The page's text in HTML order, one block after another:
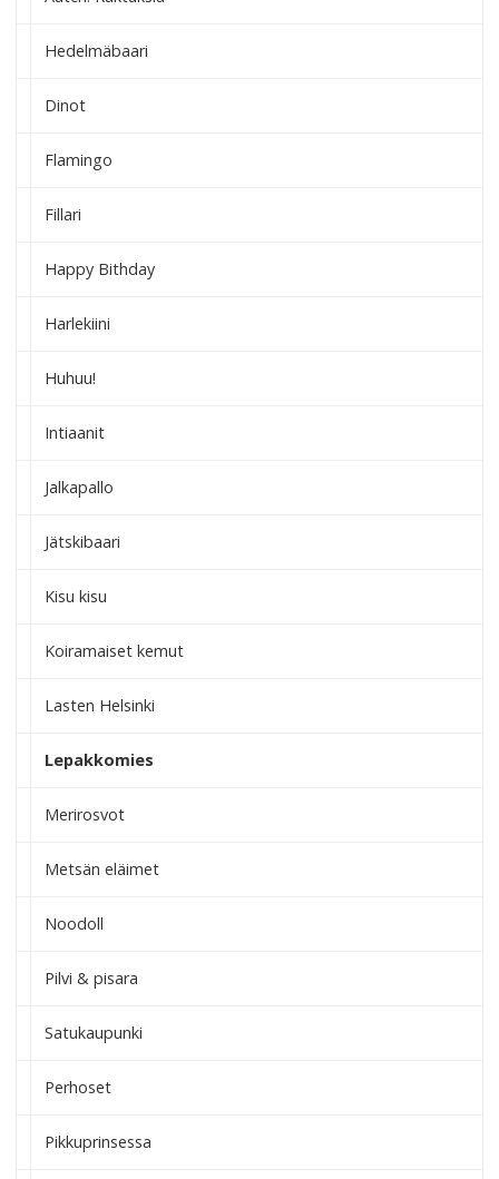
Hedelmäbaari
Dinot
Flamingo
Fillari
Happy Bithday
Harlekiini
Huhuu!
Intiaanit
Jalkapallo
Jätskibaari
Kisu kisu
Koiramaiset kemut
Lasten Helsinki
Lepakkomies
Merirosvot
Metsän eläimet
Noodoll
Pilvi & pisara
Satukaupunki
Perhoset
Pikkuprinsessa